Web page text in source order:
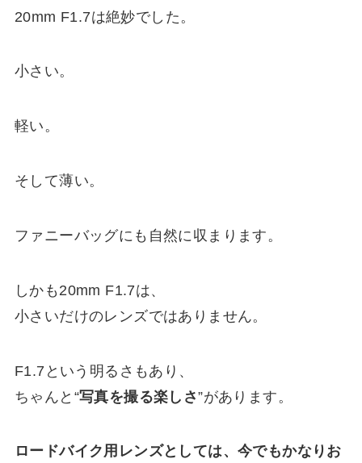
20mm F1.7は絶妙でした。
小さい。
軽い。
そして薄い。
ファニーバッグにも自然に収まります。
しかも20mm F1.7は、
小さいだけのレンズではありません。
F1.7という明るさもあり、
ちゃんと“写真を撮る楽しさ”があります。
ロードバイク用レンズとしては、今でもかなりお